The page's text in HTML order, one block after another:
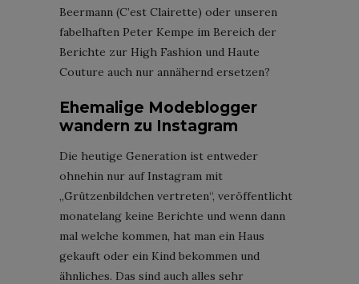
Beermann (C’est Clairette) oder unseren
fabelhaften Peter Kempe im Bereich der
Berichte zur High Fashion und Haute
Couture auch nur annähernd ersetzen?
Ehemalige Modeblogger
wandern zu Instagram
Die heutige Generation ist entweder
ohnehin nur auf Instagram mit
„Grützenbildchen vertreten“, veröffentlicht
monatelang keine Berichte und wenn dann
mal welche kommen, hat man ein Haus
gekauft oder ein Kind bekommen und
ähnliches. Das sind auch alles sehr